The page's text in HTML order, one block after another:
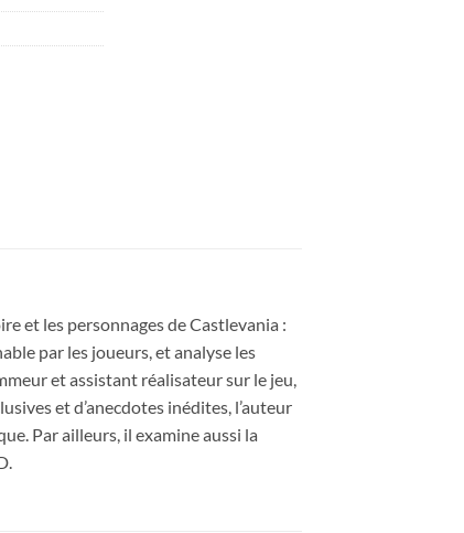
et les personnages de Castlevania :
par les joueurs, et analyse les
et assistant réalisateur sur le jeu,
et d’anecdotes inédites, l’auteur
Par ailleurs, il examine aussi la